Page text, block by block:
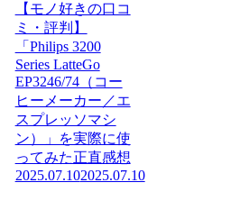
【モノ好きの口コ
ミ・評判】
「Philips 3200
Series LatteGo
EP3246/74（コー
ヒーメーカー／エ
スプレッソマシ
ン）」を実際に使
ってみた正直感想
2025.07.102025.07.10